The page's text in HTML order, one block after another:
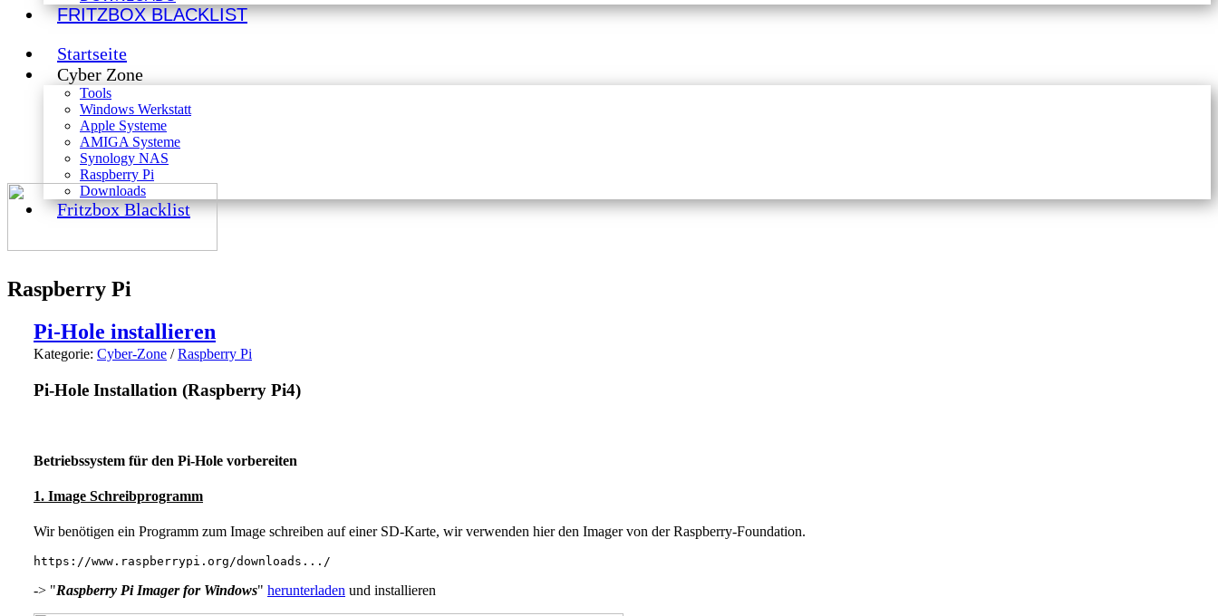
FRITZBOX BLACKLIST
Startseite
Cyber Zone
Tools
Windows Werkstatt
Apple Systeme
AMIGA Systeme
Synology NAS
Raspberry Pi
Downloads
Fritzbox Blacklist
Raspberry Pi
Pi-Hole installieren
Kategorie: Cyber-Zone /Raspberry Pi
Pi-Hole Installation (Raspberry Pi4)
Betriebssystem für den Pi-Hole vorbereiten
1. Image Schreibprogramm
Wir benötigen ein Programm zum Image schreiben auf einer SD-Karte, wir verwenden hier den Imager von der Raspberry-Foundation.
https://www.raspberrypi.org/downloads.../
-> "Raspberry Pi Imager for Windows" herunterladen und installieren